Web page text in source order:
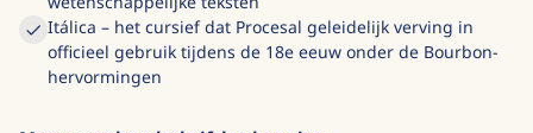
Itálica – het cursief dat Procesal geleidelijk verving in
officieel gebruik tijdens de 18e eeuw onder de Bourbon-
hervormingen